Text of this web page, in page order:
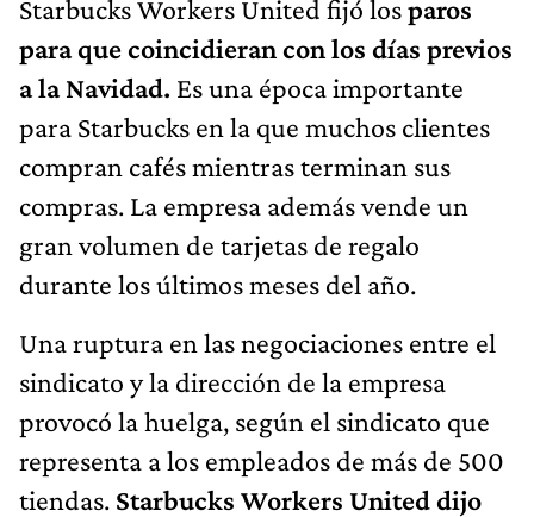
Starbucks Workers United fijó losparos
para que coincidieran con los días previos
a la Navidad. Es una época importante
para Starbucks en la que muchos clientes
compran cafés mientras terminan sus
compras. La empresa además vende un
gran volumen de tarjetas de regalo
durante los últimos meses del año.
Una ruptura en las negociaciones entre el
sindicato y la dirección de la empresa
provocó la huelga, según el sindicato que
representa a los empleados de más de 500
tiendas. Starbucks Workers United dijo